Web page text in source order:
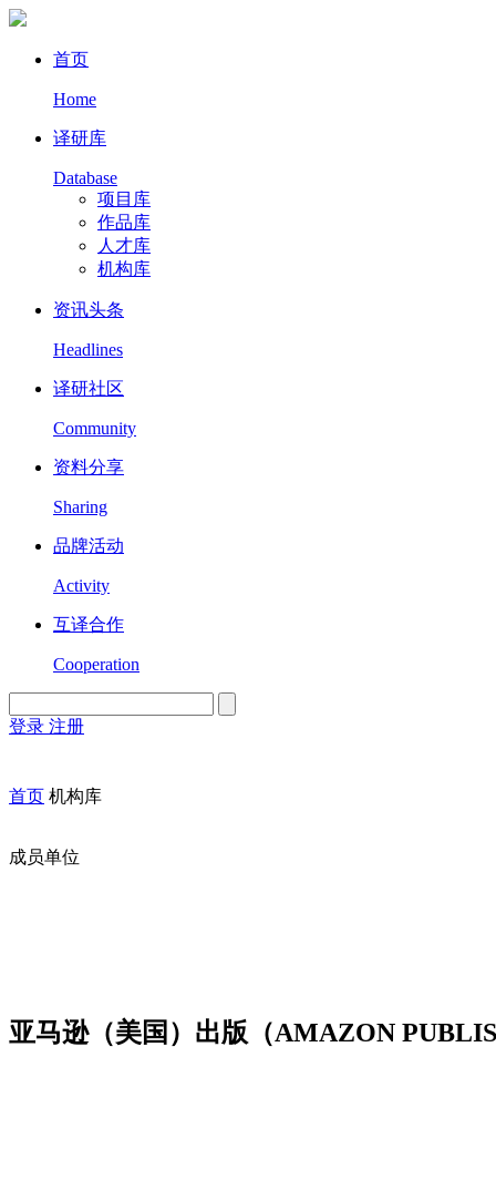
首页
Home
译研库
Database
项目库
作品库
人才库
机构库
资讯头条
Headlines
译研社区
Community
资料分享
Sharing
品牌活动
Activity
互译合作
Cooperation
登录 注册
首页 机构库
成员单位
亚马逊（美国）出版（AMAZON